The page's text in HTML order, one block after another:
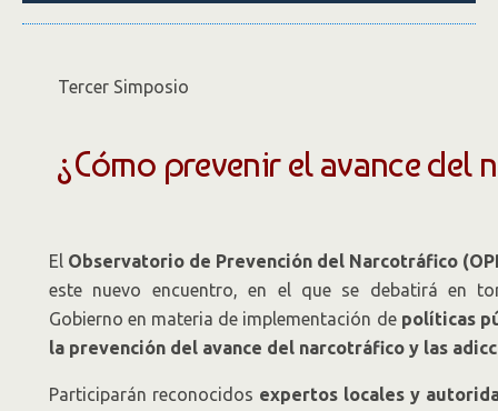
Tercer Simposio
¿Cómo prevenir el avance del
El Observatorio de Prevención del Narcotráfico
este nuevo encuentro, en el que se debatirá en
Gobierno en materia de implementación de políticas
la prevención del avance del narcotráfico y las
Participarán reconocidos expertos locales y